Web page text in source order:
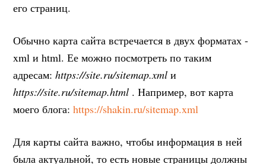
его страниц.
Обычно карта сайта встречается в двух форматах -
xml и html. Ее можно посмотреть по таким
адресам:https://site.ru/sitemap.xml и
https://site.ru/sitemap.html . Например, вот карта
моего блога:https://shakin.ru/sitemap.xml
Для карты сайта важно, чтобы информация в ней
была актуальной, то есть новые страницы должны